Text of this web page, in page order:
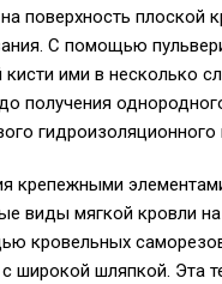
поверхность плоской
С помощью
кисти ими в несколько
получения
гидроизоляционного
крепежными
виды мягкой кровли
кровельных
широкой шляпкой. Эта